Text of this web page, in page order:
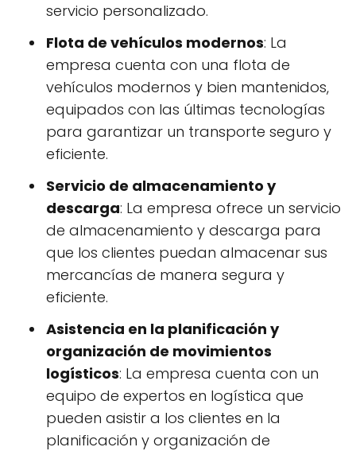
servicio personalizado.
Flota de vehículos modernos: La
empresa cuenta con una flota de
vehículos modernos y bien mantenidos,
equipados con las últimas tecnologías
para garantizar un transporte seguro y
eficiente.
Servicio de almacenamiento y
descarga: La empresa ofrece un servicio
de almacenamiento y descarga para
que los clientes puedan almacenar sus
mercancías de manera segura y
eficiente.
Asistencia en la planificación y
organización de movimientos
logísticos: La empresa cuenta con un
equipo de expertos en logística que
pueden asistir a los clientes en la
planificación y organización de